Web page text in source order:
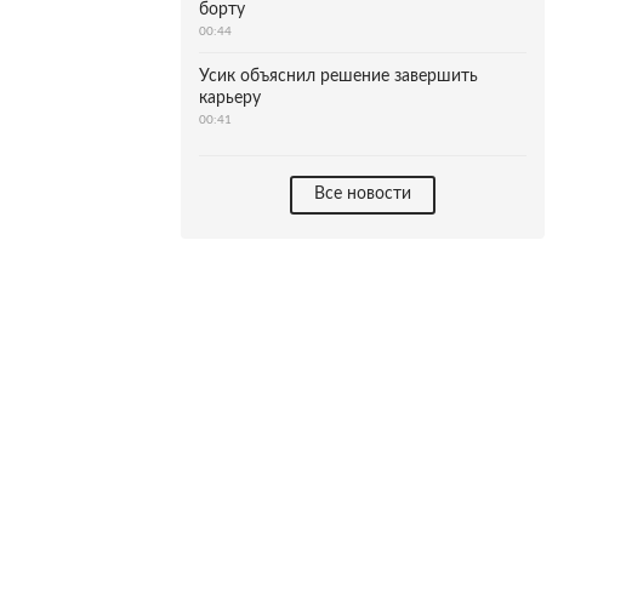
борту
00:44
Усик объяснил решение завершить
карьеру
00:41
Все новости